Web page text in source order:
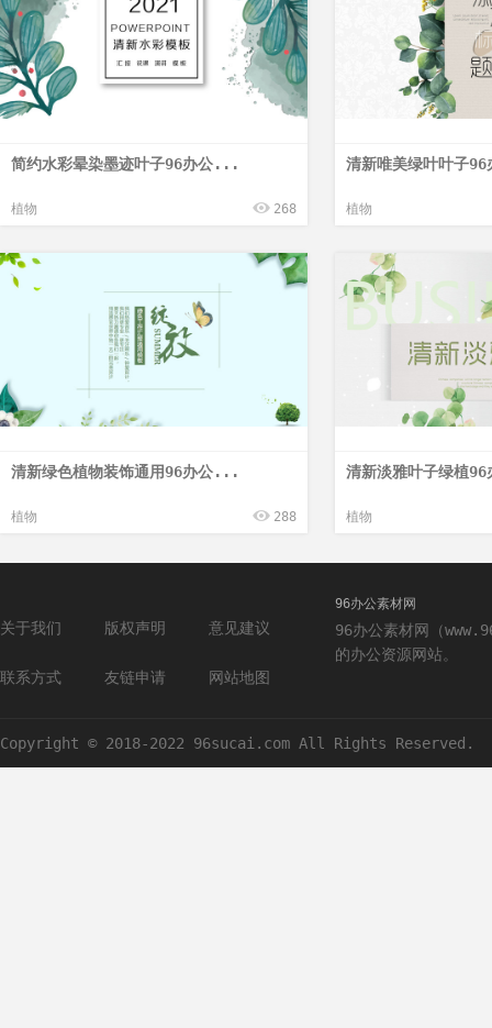
简约水彩晕染墨迹叶子96办公...
植物 268
清新唯美绿叶叶子
植物
清新绿色植物装饰通用96办公...
植物 288
清新淡雅叶子绿植
植物
关于我们 版权声明 意见建议
联系方式 友链申请 网站地图
96办公素材网
96办公素材网（
的办公资源网站。
Copyright © 2018-2022 96sucai.com All Rights Reserved.